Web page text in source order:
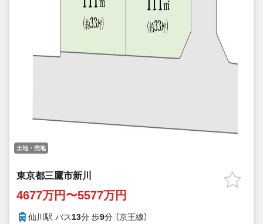
土地・売地
東京都三鷹市新川
4677万円〜5577万円
仙川駅 バス13分 歩9分 （京王線）